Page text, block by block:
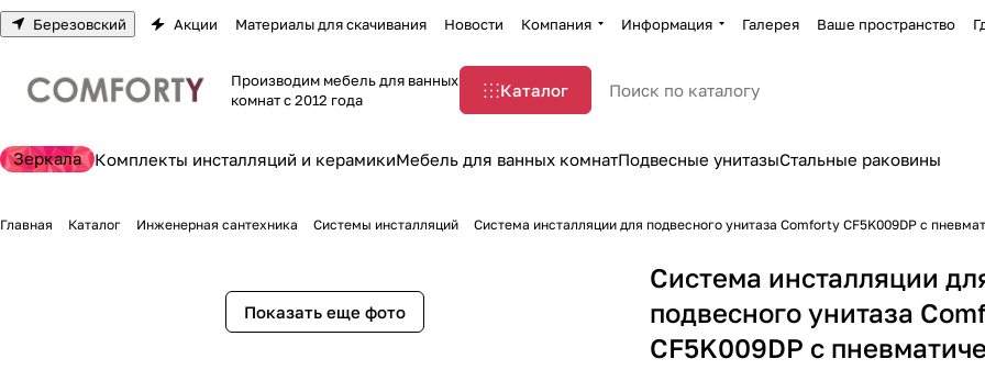
Березовский Акции Материалы для скачивания Новости Компания Информация Галерея Ваше пространство
Производим мебель для ванных
комнат с 2012 года
Каталог
Зеркала Комплекты инсталляций и керамикиМебель для ванных комнатПодвесные унитазыСтальные раковины
Главная Каталог Инженерная сантехника Системы инсталляций Система инсталляции для подвесного унитаза Comforty CF5K009DP с
Показать еще фото
Система инсталляции
подвесного унитаза
CF5K009DP с